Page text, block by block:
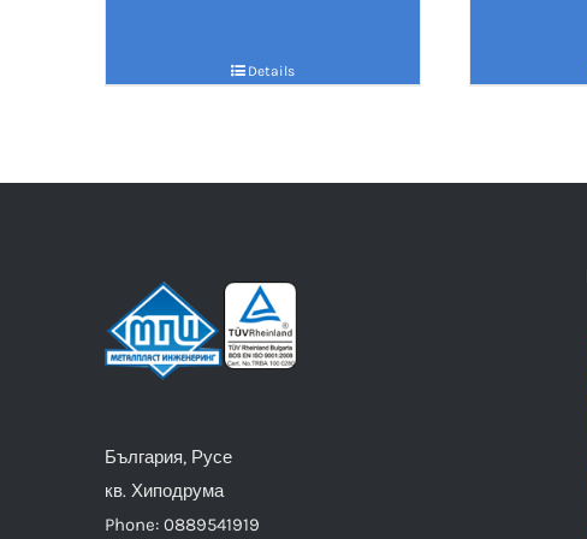
Details
България, Русе
кв. Хиподрума
Phone: 0889541919